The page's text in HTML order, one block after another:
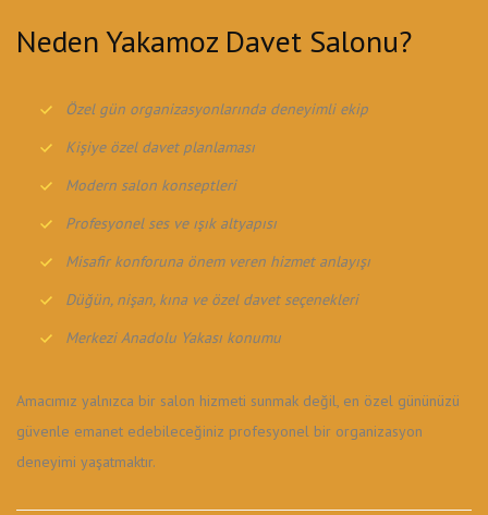
Neden Yakamoz Davet Salonu?
Özel gün organizasyonlarında deneyimli ekip
Kişiye özel davet planlaması
Modern salon konseptleri
Profesyonel ses ve ışık altyapısı
Misafir konforuna önem veren hizmet anlayışı
Düğün, nişan, kına ve özel davet seçenekleri
Merkezi Anadolu Yakası konumu
Amacımız yalnızca bir salon hizmeti sunmak değil, en özel gününüzü
güvenle emanet edebileceğiniz profesyonel bir organizasyon
deneyimi yaşatmaktır.